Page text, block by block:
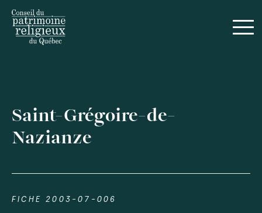
Saint-Grégoire-de-
Nazianze
FICHE 2003-07-006